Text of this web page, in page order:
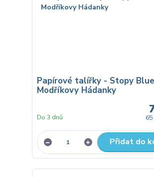
Papírové talířky - Stopy
Modříkovy Hádanky
65
Do 3 dnů
Přidat do